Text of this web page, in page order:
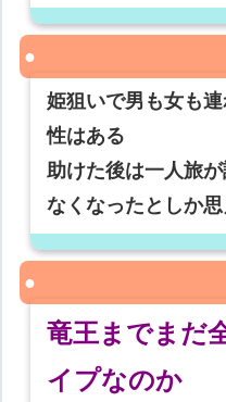
姫狙いで男も女も
性はある
助けた後は一人旅
なくなったとしか
竜王までまだ
イプなのか